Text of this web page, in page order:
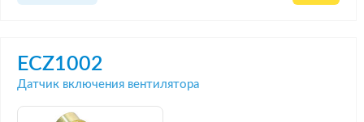
ECZ1002
Датчик включения вентилятора